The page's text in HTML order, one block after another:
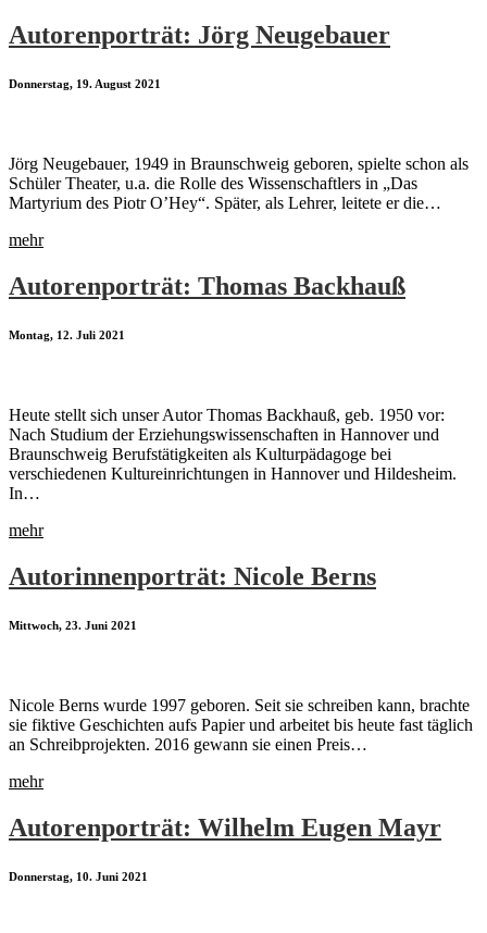
Autorenporträt: Jörg Neugebauer
Donnerstag, 19. August 2021
Jörg Neugebauer, 1949 in Braunschweig geboren, spielte schon als
Schüler Theater, u.a. die Rolle des Wissenschaftlers in „Das
Martyrium des Piotr O’Hey“. Später, als Lehrer, leitete er die…
mehr
Autorenporträt: Thomas Backhauß
Montag, 12. Juli 2021
Heute stellt sich unser Autor Thomas Backhauß, geb. 1950 vor:
Nach Studium der Erziehungswissenschaften in Hannover und
Braunschweig Berufstätigkeiten als Kulturpädagoge bei
verschiedenen Kultureinrichtungen in Hannover und Hildesheim.
In…
mehr
Autorinnenporträt: Nicole Berns
Mittwoch, 23. Juni 2021
Nicole Berns wurde 1997 geboren. Seit sie schreiben kann, brachte
sie fiktive Geschichten aufs Papier und arbeitet bis heute fast täglich
an Schreibprojekten. 2016 gewann sie einen Preis…
mehr
Autorenporträt: Wilhelm Eugen Mayr
Donnerstag, 10. Juni 2021